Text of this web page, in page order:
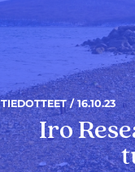
TIEDOTTEET / 16.10.23
Iro